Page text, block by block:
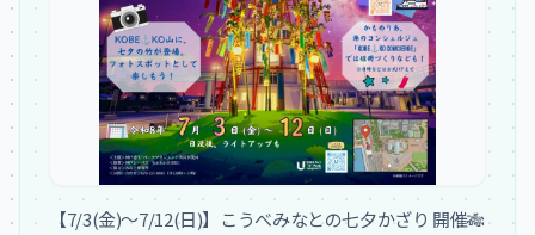
【7/3(金)〜7/12(日)】こうべみなとの七夕かざり 開催🎋